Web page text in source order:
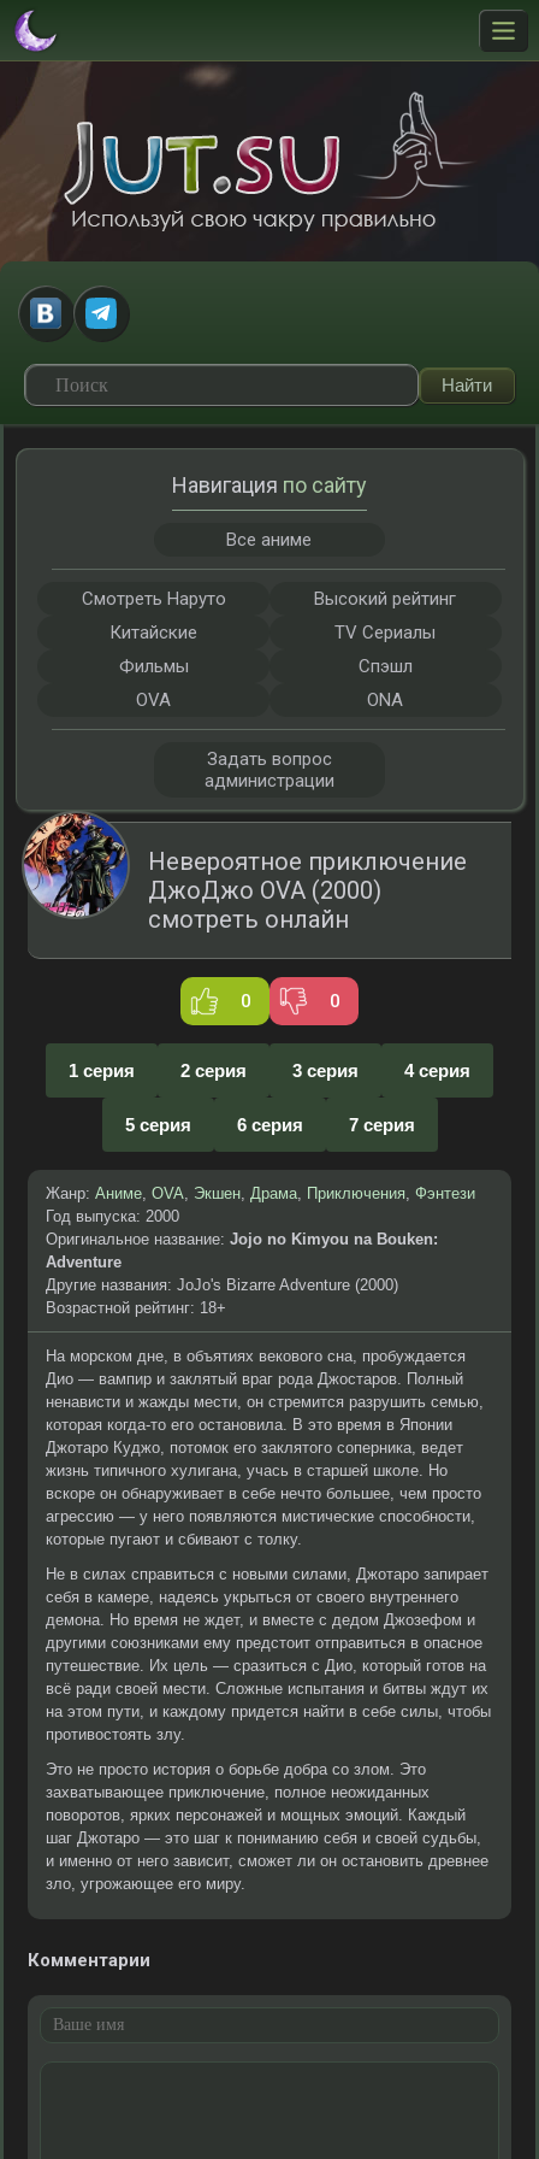
Невероятное приключение
ДжоДжо OVA (2000)
смотреть онлайн
0 0
1 серия 2 серия 3 серия 4 серия
5 серия 6 серия 7 серия
Жанр: Аниме, OVA, Экшен, Драма, Приключения, Фэнтези
Год выпуска: 2000
Оригинальное название: Jojo no Kimyou na Bouken:
Adventure
Другие названия: JoJo's Bizarre Adventure (2000)
Возрастной рейтинг: 18+
На морском дне, в объятиях векового сна, пробуждается
Дио — вампир и заклятый враг рода Джостаров. Полный
ненависти и жажды мести, он стремится разрушить семью,
которая когда-то его остановила. В это время в Японии
Джотаро Куджо, потомок его заклятого соперника, ведет
жизнь типичного хулигана, учась в старшей школе. Но
вскоре он обнаруживает в себе нечто большее, чем просто
агрессию — у него появляются мистические способности,
которые пугают и сбивают с толку.
Не в силах справиться с новыми силами, Джотаро запирает
себя в камере, надеясь укрыться от своего внутреннего
демона. Но время не ждет, и вместе с дедом Джозефом и
другими союзниками ему предстоит отправиться в опасное
путешествие. Их цель — сразиться с Дио, который готов на
всё ради своей мести. Сложные испытания и битвы ждут их
на этом пути, и каждому придется найти в себе силы, чтобы
противостоять злу.
Это не просто история о борьбе добра со злом. Это
захватывающее приключение, полное неожиданных
поворотов, ярких персонажей и мощных эмоций. Каждый
шаг Джотаро — это шаг к пониманию себя и своей судьбы,
и именно от него зависит, сможет ли он остановить древнее
зло, угрожающее его миру.
Комментарии
Навигация по сайту
Все аниме
Смотреть Наруто
Высокий рейтинг
Китайские
TV Сериалы
Фильмы
Спэшл
OVA
ONA
Задать вопрос
администрации